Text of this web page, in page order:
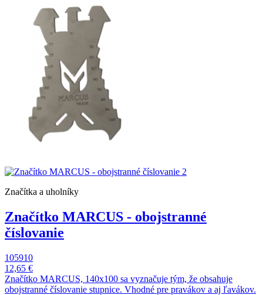
Značítka a uholníky
Značítko MARCUS - obojstranné
číslovanie
105910
12,65 €
Značítko MARCUS, 140x100 sa vyznačuje tým, že obsahuje
obojstranné číslovanie stupnice. Vhodné pre pravákov a aj ľavákov.